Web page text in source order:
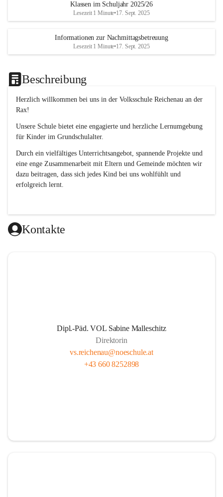
Klassen im Schuljahr 2025/26
Lesezeit 1 Minute•17. Sept. 2025
Informationen zur Nachmittagsbetreuung
Lesezeit 1 Minute•17. Sept. 2025
Beschreibung
Herzlich willkommen bei uns in der Volksschule Reichenau an der
Rax!
Unsere Schule bietet eine engagierte und herzliche Lernumgebung
für Kinder im Grundschulalter.
Durch ein vielfältiges Unterrichtsangebot, spannende Projekte und
eine enge Zusammenarbeit mit Eltern und Gemeinde möchten wir
dazu beitragen, dass sich jedes Kind bei uns wohlfühlt und
erfolgreich lernt.
Kontakte
Dipl.-Päd. VOL Sabine Malleschitz
Direktorin
vs.reichenau@noeschule.at
+43 660 8252898